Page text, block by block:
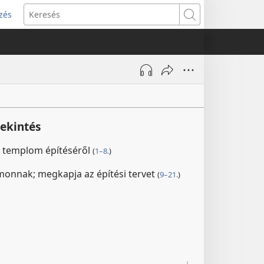
Keresés
templom építéséről (1–8.)
megkapja az építési tervet (9–21.)